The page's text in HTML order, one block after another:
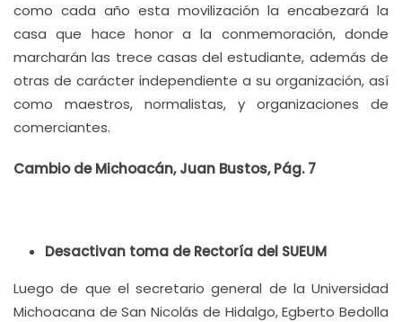
como cada año esta movilización la encabezará la
casa que hace honor a la conmemoración, donde
marcharán las trece casas del estudiante, además de
otras de carácter independiente a su organización, así
como maestros, normalistas, y organizaciones de
comerciantes.
Cambio de Michoacán, Juan Bustos, Pág. 7
Desactivan toma de Rectoría del SUEUM
Luego de que el secretario general de la Universidad
Michoacana de San Nicolás de Hidalgo, Egberto Bedolla